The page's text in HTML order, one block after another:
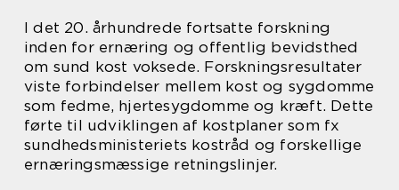
I det 20. århundrede fortsatte forskning
inden for ernæring og offentlig bevidsthed
om sund kost voksede. Forskningsresultater
viste forbindelser mellem kost og sygdomme
som fedme, hjertesygdomme og kræft. Dette
førte til udviklingen af kostplaner som fx
sundhedsministeriets kostråd og forskellige
ernæringsmæssige retningslinjer.